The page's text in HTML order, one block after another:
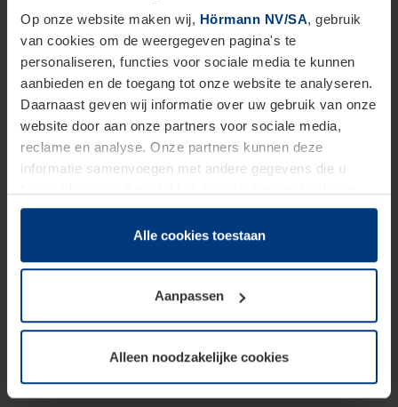
Op onze website maken wij, Hörmann NV/SA, gebruik
van cookies om de weergegeven pagina's te
personaliseren, functies voor sociale media te kunnen
aanbieden en de toegang tot onze website te analyseren.
Daarnaast geven wij informatie over uw gebruik van onze
website door aan onze partners voor sociale media,
reclame en analyse. Onze partners kunnen deze
informatie samenvoegen met andere gegevens die u
hun diensten hebben verzameld.
Juridisch hebben wij het recht om cookies op uw
van deze pagina's absoluut vereist is. Voor alle andere
soorten cookies is uw toestemming benodigd. Uw
toestemming kunt u op elk moment bij de uitleg van de
wijzigen of herroepen.
Alle cookies toestaan
Aanpassen
Alleen noodzakelijke cookies